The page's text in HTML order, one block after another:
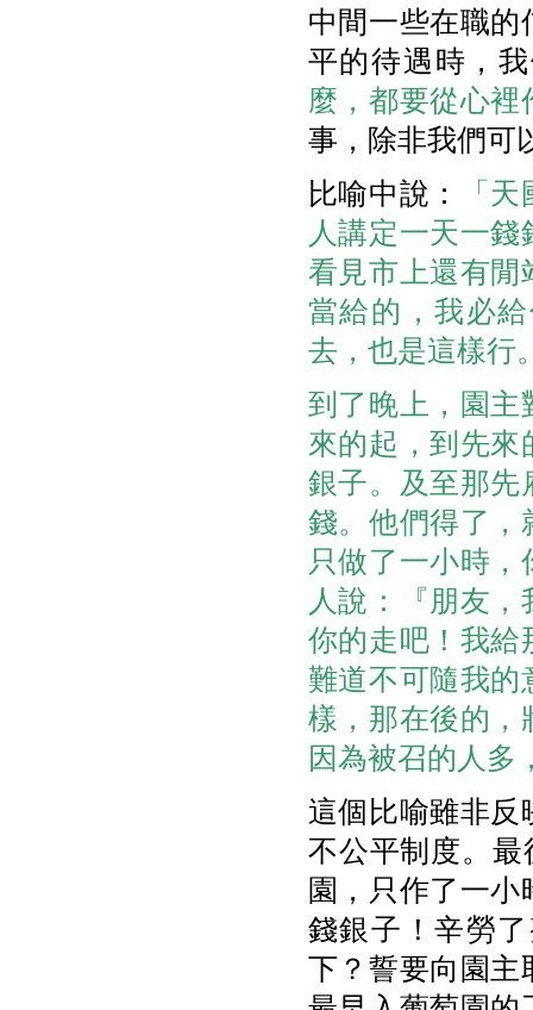
中間一些在職的
平的待遇時，
麼，都要從心
事，除非我們可
比喻中說：
「
人講定一天一
看見市上還有閒
當給的，我必
去，也是這樣行
到了晚上，園主
來的起，到先來
銀子。及至那先
錢。他們得了，
只做了一小時
人說：『朋友
你的走吧！我給
難道不可隨我的
樣，那在後的，
因為被召的人多
這個比喻雖非反
不公平制度。
園，只作了一
錢銀子！辛勞
下？誓要向園主